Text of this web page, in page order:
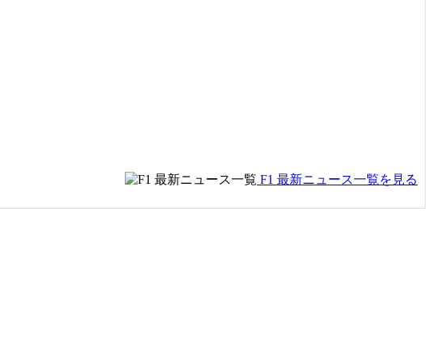
F1 最新ニュース一覧を見る